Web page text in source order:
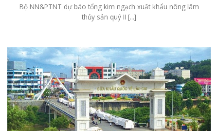
Bộ NN&PTNT dự báo tổng kim ngạch xuất khẩu nông lâm
thủy sản quý II [...]